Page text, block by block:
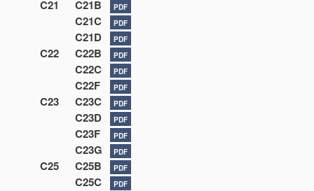
C21 C21B PDF
C21C PDF
C21D PDF
C22 C22B PDF
C22C PDF
C22F PDF
C23 C23C PDF
C23D PDF
C23F PDF
C23G PDF
C25 C25B PDF
C25C PDF